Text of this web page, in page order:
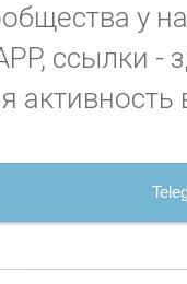
у
ссылки -
активность